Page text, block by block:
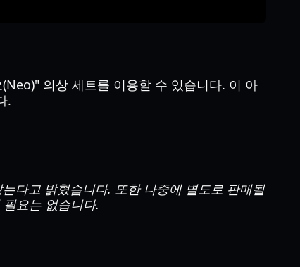
의상 세트를 이용할 수 있습니다. 이 아
.
다고 밝혔습니다. 또한 나중에 별도로 판매될
요는 없습니다.